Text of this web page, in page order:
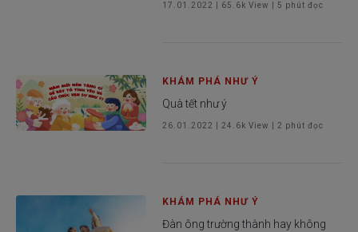
17.01.2022 65.6k View |5 phút đọc
KHÁM PHÁ NHƯ Ý
Quà tết như ý
26.01.2022 |24.6k View |2 phút đọc
KHÁM PHÁ NHƯ Ý
Đàn ông trường thành hay không